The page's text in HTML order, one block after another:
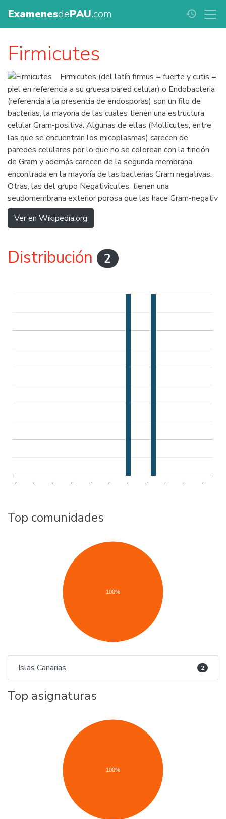
ExamenesdePAU.com history
Firmicutes
Firmicutes (del latín firmus = fuerte y cutis =
piel en referencia a su gruesa pared celular) o Endobacteria
(referencia a la presencia de endosporas) son un filo de
bacterias, la mayoría de las cuales tienen una estructura
celular Gram-positiva. Algunas de ellas (Mollicutes, entre
las que se encuentran los micoplasmas) carecen de
paredes celulares por lo que no se colorean con la tinción
de Gram y además carecen de la segunda membrana
encontrada en la mayoría de las bacterias Gram negativas.
Otras, las del grupo Negativicutes, tienen una
seudomembrana exterior porosa que las hace Gram-negativ
Ver en Wikipedia.org
Distribución 2
.. .. .. .. .. .. .. .. .. .. ..
Top comunidades
100%
Islas Canarias 2
Top asignaturas
100%